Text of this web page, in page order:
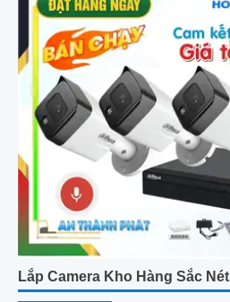
Lắp Camera Kho Hàng Sắc Nét